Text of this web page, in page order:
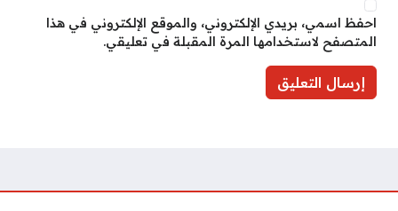
احفظ اسمي، بريدي الإلكتروني، والموقع الإلكتروني في هذا
المتصفح لاستخدامها المرة المقبلة في تعليقي.